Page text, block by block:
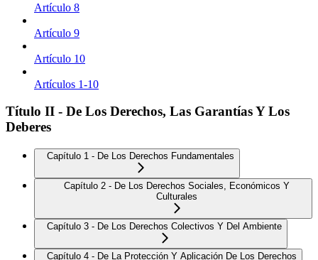
Artículo 8
Artículo 9
Artículo 10
Artículos 1-10
Título II - De Los Derechos, Las Garantías Y Los
Deberes
Capítulo 1 - De Los Derechos Fundamentales
Capítulo 2 - De Los Derechos Sociales, Económicos Y
Culturales
Capítulo 3 - De Los Derechos Colectivos Y Del Ambiente
Capítulo 4 - De La Protección Y Aplicación De Los Derechos